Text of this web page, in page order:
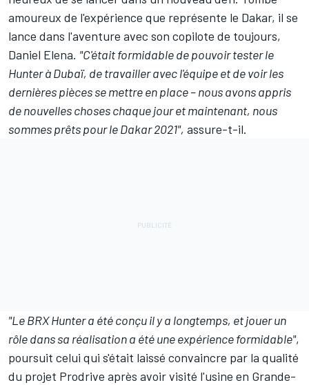
amoureux de l'expérience que représente le Dakar, il se
lance dans l'aventure avec son copilote de toujours,
Daniel Elena. "C'était formidable de pouvoir tester le
Hunter à Dubaï, de travailler avec l'équipe et de voir les
dernières pièces se mettre en place – nous avons appris
de nouvelles choses chaque jour et maintenant, nous
sommes prêts pour le Dakar 2021", assure-t-il.
"Le BRX Hunter a été conçu il y a longtemps, et jouer un
rôle dans sa réalisation a été une expérience formidable",
poursuit celui qui s'était laissé convaincre par la qualité
du projet Prodrive après avoir visité l'usine en Grande-